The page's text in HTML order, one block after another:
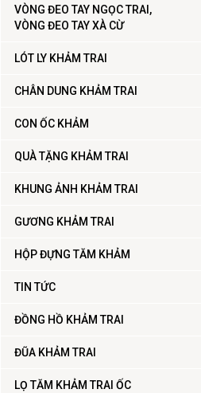
VÒNG ĐEO TAY NGỌC TRAI,
VÒNG ĐEO TAY XÀ CỪ
LÓT LY KHẢM TRAI
CHÂN DUNG KHẢM TRAI
CON ỐC KHẢM
QUÀ TẶNG KHẢM TRAI
KHUNG ẢNH KHẢM TRAI
GƯƠNG KHẢM TRAI
HỘP ĐỰNG TĂM KHẢM
TIN TỨC
ĐỒNG HỒ KHẢM TRAI
ĐŨA KHẢM TRAI
LỌ TĂM KHẢM TRAI ỐC